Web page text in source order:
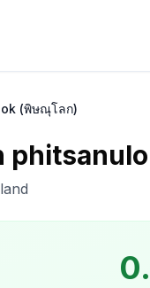
(พิษณุโลก)